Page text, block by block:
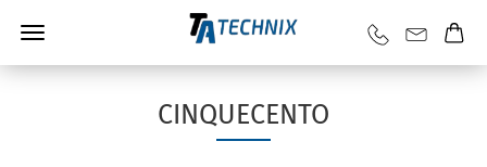
CINQUECENTO